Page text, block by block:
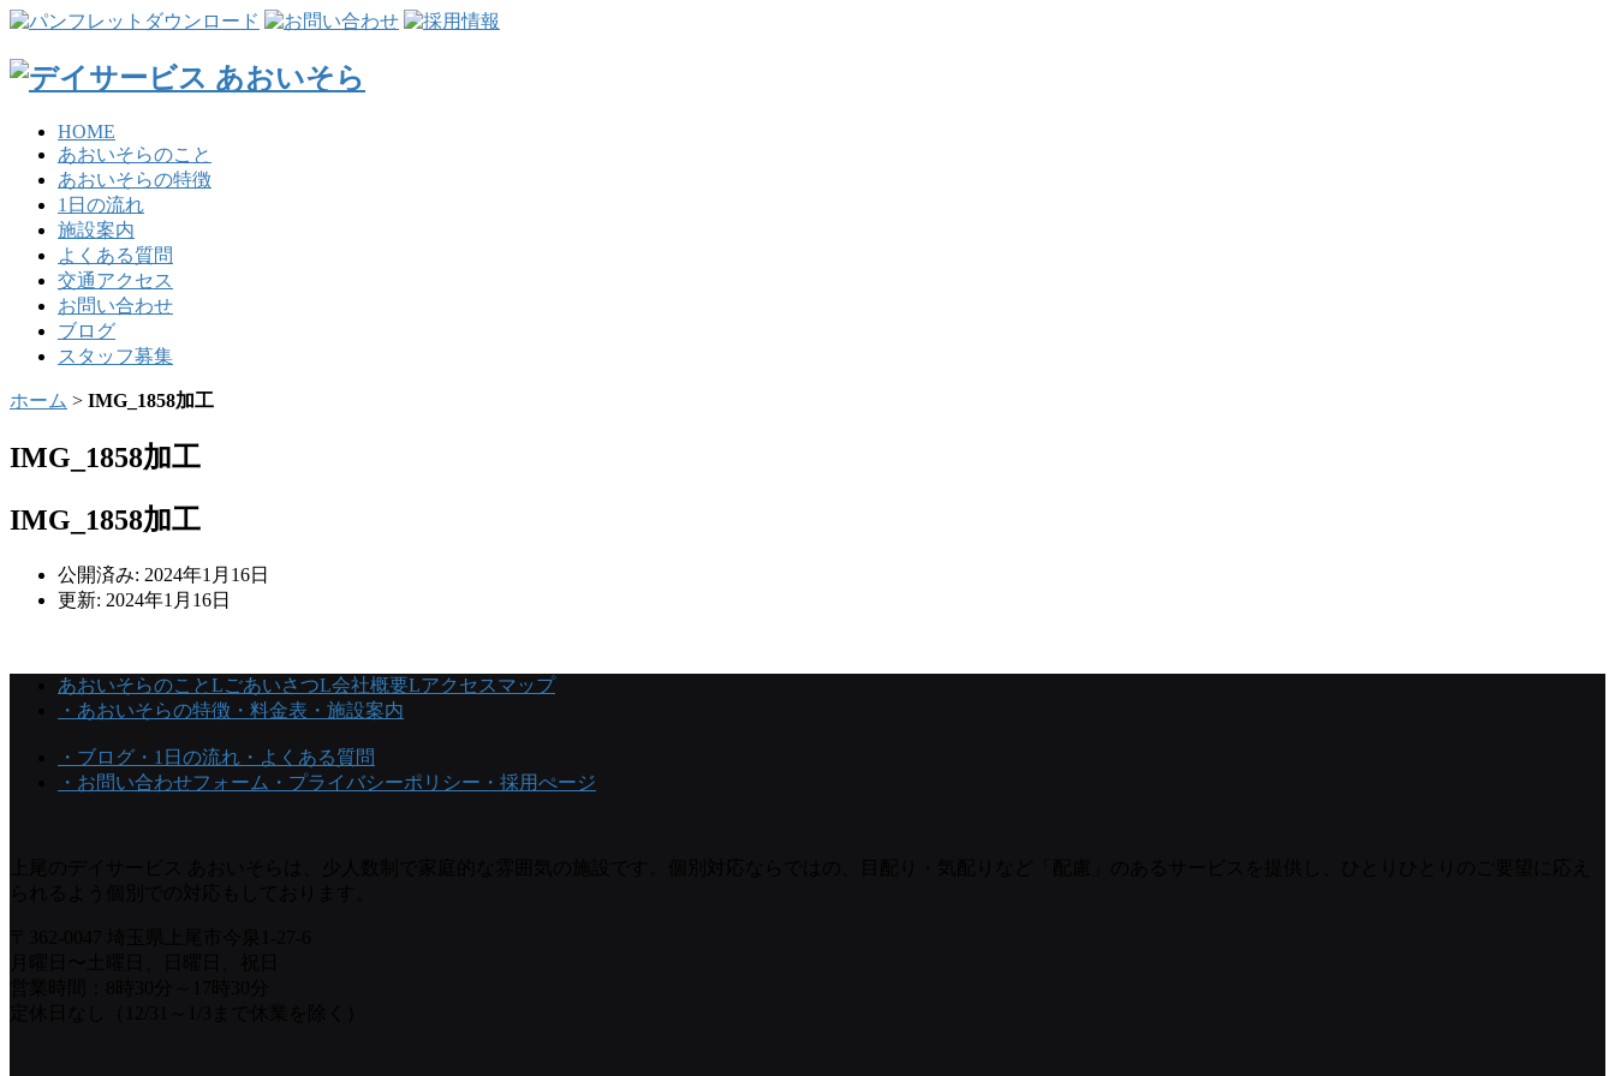
HOME
あおいそらのこと
あおいそらの特徴
1日の流れ
施設案内
よくある質問
交通アクセス
お問い合わせ
ブログ
スタッフ募集
ホーム > IMG_1858加工
IMG_1858加工
IMG_1858加工
公開済み: 2024年1月16日
更新: 2024年1月16日
あおいそらのことLごあいさつL会社概要Lアクセスマップ
・あおいそらの特徴 ・料金表 ・施設案内
・ブログ ・1日の流れ ・よくある質問
・お問い合わせフォーム ・プライバシーポリシー ・採用ぺージ